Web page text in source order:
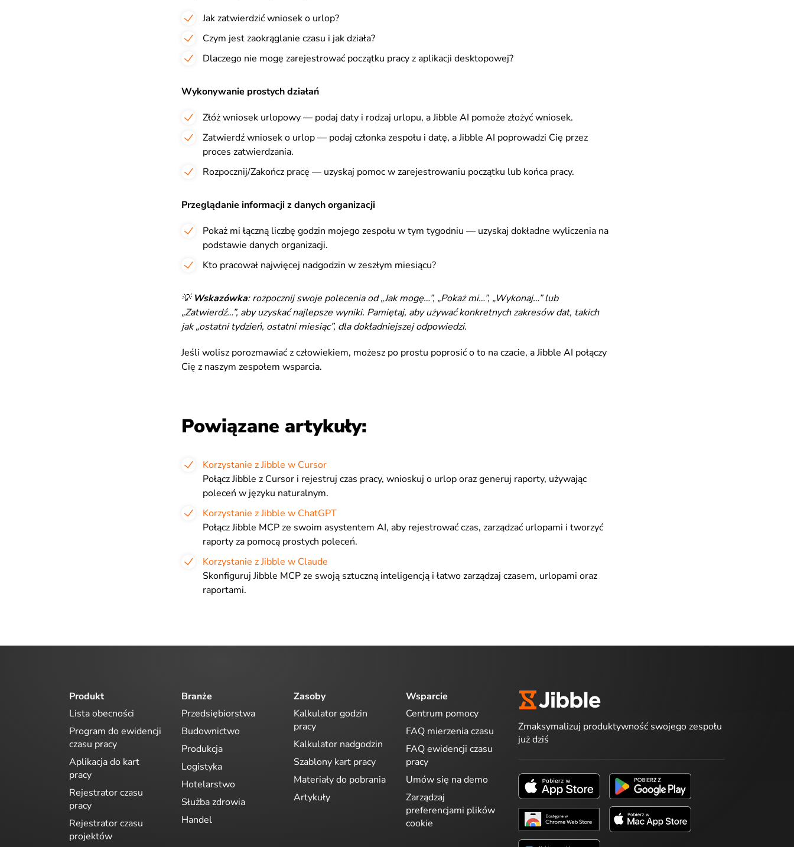
Jak zatwierdzić wniosek o urlop?
Czym jest zaokrąglanie czasu i jak działa?
Dlaczego nie mogę zarejestrować początku pracy z aplikacji desktopowej?
Wykonywanie prostych działań
Złóż wniosek urlopowy — podaj daty i rodzaj urlopu, a Jibble AI pomoże złożyć wniosek.
Zatwierdź wniosek o urlop — podaj członka zespołu i datę, a Jibble AI poprowadzi Cię przez
proces zatwierdzania.
Rozpocznij/Zakończ pracę — uzyskaj pomoc w zarejestrowaniu początku lub końca pracy.
Przeglądanie informacji z danych organizacji
Pokaż mi łączną liczbę godzin mojego zespołu w tym tygodniu — uzyskaj dokładne wyliczenia na
podstawie danych organizacji.
Kto pracował najwięcej nadgodzin w zeszłym miesiącu?
💡Wskazówka: rozpocznij swoje polecenia od „Jak mogę…”, „Pokaż mi…”, „Wykonaj…” lub
„Zatwierdź…”, aby uzyskać najlepsze wyniki. Pamiętaj, aby używać konkretnych zakresów dat, takich
jak „ostatni tydzień, ostatni miesiąc”, dla dokładniejszej odpowiedzi.
Jeśli wolisz porozmawiać z człowiekiem, możesz po prostu poprosić o to na czacie, a Jibble AI połączy
Cię z naszym zespołem wsparcia.
Powiązane artykuły:
Korzystanie z Jibble w Cursor
Połącz Jibble z Cursor i rejestruj czas pracy, wnioskuj o urlop oraz generuj raporty, używając
poleceń w języku naturalnym.
Korzystanie z Jibble w ChatGPT
Połącz Jibble MCP ze swoim asystentem AI, aby rejestrować czas, zarządzać urlopami i tworzyć
raporty za pomocą prostych poleceń.
Korzystanie z Jibble w Claude
Skonfiguruj Jibble MCP ze swoją sztuczną inteligencją i łatwo zarządzaj czasem, urlopami oraz
raportami.
Produkt
Lista obecności
Program do ewidencji
czasu pracy
Aplikacja do kart
pracy
Rejestrator czasu
pracy
Rejestrator czasu
projektów
Branże
Przedsiębiorstwa
Budownictwo
Produkcja
Logistyka
Hotelarstwo
Służba zdrowia
Handel
Zasoby
Kalkulator godzin
pracy
Kalkulator nadgodzin
Szablony kart pracy
Materiały do pobrania
Artykuły
Wsparcie
Centrum pomocy
FAQ mierzenia czasu
FAQ ewidencji czasu
pracy
Umów się na demo
Zarządzaj
preferencjami plików
cookie
Zmaksymalizuj produktywność swojego zespołu
już dziś